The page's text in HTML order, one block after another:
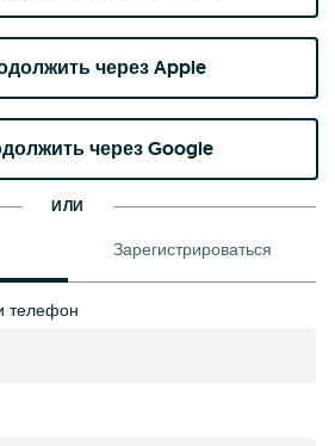
через Apple
через Google
ИЛИ
Зарегистрироваться
телефон